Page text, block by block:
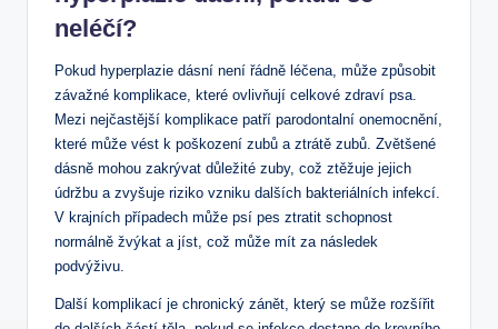
neléčí?
Pokud hyperplazie dásní není řádně léčena, může způsobit
závažné komplikace, které ovlivňují celkové zdraví psa.
Mezi nejčastější komplikace patří parodontalní onemocnění,
které může vést k poškození zubů a ztrátě zubů. Zvětšené
dásně mohou zakrývat důležité zuby, což ztěžuje jejich
údržbu a zvyšuje riziko vzniku dalších bakteriálních infekcí.
V krajních případech může psí pes ztratit schopnost
normálně žvýkat a jíst, což může mít za následek
podvýživu.
Další komplikací je chronický zánět, který se může rozšířit